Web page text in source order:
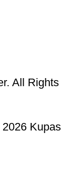
All Rights
Kupas